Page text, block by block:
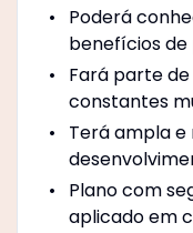
Poderá
benefícios de
Fará parte
constantes
Terá ampla e
Plano com
aplicado em